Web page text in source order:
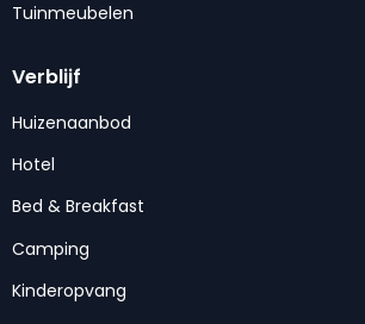
Tuinmeubelen
Verblijf
Huizenaanbod
Hotel
Bed & Breakfast
Camping
Kinderopvang